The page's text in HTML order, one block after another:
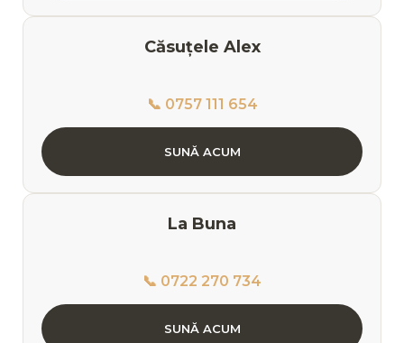
Căsuțele Alex
📞 0757 111 654
SUNĂ ACUM
La Buna
📞 0722 270 734
SUNĂ ACUM